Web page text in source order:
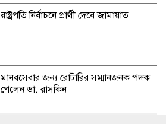
রাষ্ট্রপতি নির্বাচনে প্রার্থী দেবে জামায়াত
মানবসেবার জন্য রোটারির সম্মানজনক পদক
পেলেন ডা. রাসকিন